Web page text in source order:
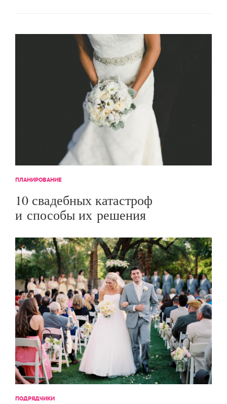
ПЛАНИРОВАНИЕ
10 свадебных катастроф
и способы их решения
ПОДРЯДЧИКИ